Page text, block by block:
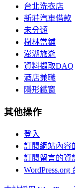
台北洗衣店
新莊汽車借款
未分類
樹林當鋪
澎湖旅遊
資料擷取DAQ
酒店兼職
隱形鐵窗
其他操作
登入
訂閱網站內容
訂閱留言的資